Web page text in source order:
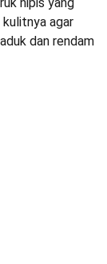
nipis yang
kulitnya agar
dan rendam